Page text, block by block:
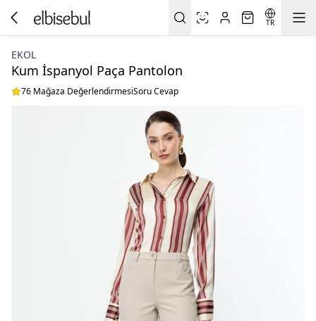
TR
EKOL
Kum İspanyol Paça Pantolon
76 Mağaza DeğerlendirmesiSoru Cevap